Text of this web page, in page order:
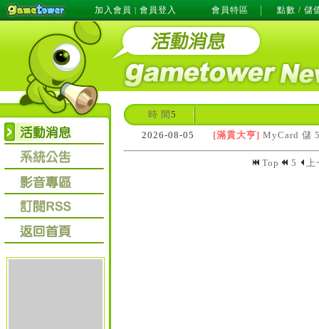
加入會員 | 會員登入 會員特區 點數 / 儲
時 間 5
2026-08-05
[滿貫大亨] MyCard 儲
Top 5 上